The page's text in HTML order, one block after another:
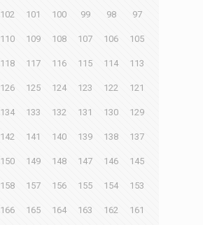
97
98
99
100
101
102
105
106
107
108
109
110
113
114
115
116
117
118
121
122
123
124
125
126
129
130
131
132
133
134
137
138
139
140
141
142
145
146
147
148
149
150
153
154
155
156
157
158
161
162
163
164
165
166